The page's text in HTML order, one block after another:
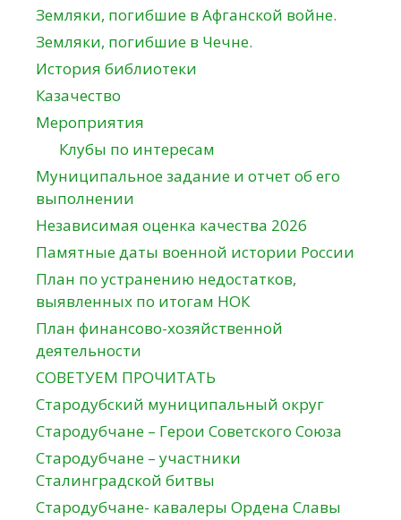
Земляки, погибшие в Афганской войне.
Земляки, погибшие в Чечне.
История библиотеки
Казачество
Мероприятия
Клубы по интересам
Муниципальное задание и отчет об его
выполнении
Независимая оценка качества 2026
Памятные даты военной истории России
План по устранению недостатков,
выявленных по итогам НОК
План финансово-хозяйственной
деятельности
СОВЕТУЕМ ПРОЧИТАТЬ
Стародубский муниципальный округ
Стародубчане – Герои Советского Союза
Стародубчане – участники
Сталинградской битвы
Стародубчане- кавалеры Ордена Славы